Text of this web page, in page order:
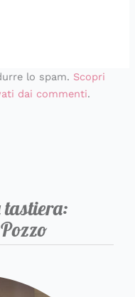
lo spam. Scopri
dai commenti.